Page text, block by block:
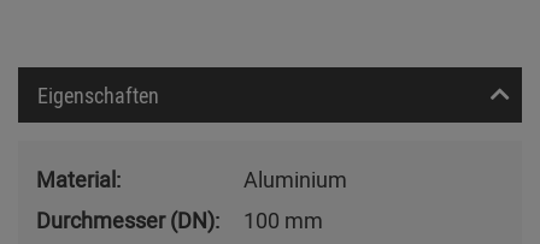
Eigenschaften
Material:
Aluminium
Durchmesser (DN):
100 mm